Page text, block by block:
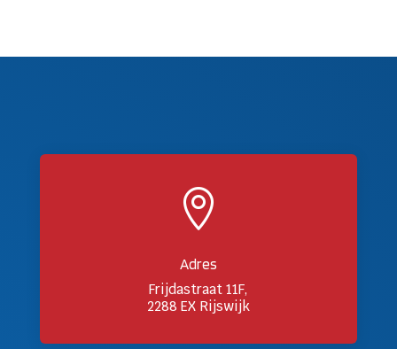

Adres
Frijdastraat 11F,
2288 EX Rijswijk